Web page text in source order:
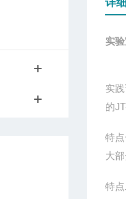
详
实
实
的
特
大
特